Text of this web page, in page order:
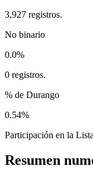
3,927 registros.
No binario
0.0%
0 registros.
% de Durango
0.54%
Participación en la
Resumen